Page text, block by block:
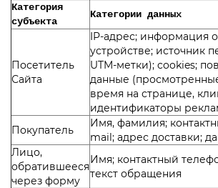
Категория
субъекта
Категории данных
Посетитель
Сайта
IP-адрес; информация
устройстве; источник
UTM-метки); cookies;
данные
время на странице,
идентификаторы
Покупатель
Имя, фамилия;
mail; адрес доставки;
Лицо,
обратившееся
через форму
Имя; контактный
текст обращения